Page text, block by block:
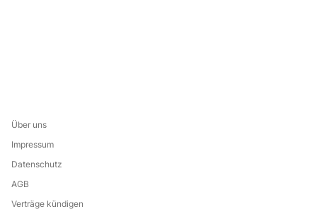
Über uns
Impressum
Datenschutz
AGB
Verträge kündigen